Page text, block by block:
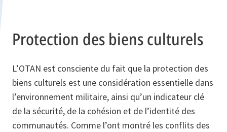
Protection des biens culturels
L’OTAN est consciente du fait que la protection des
biens culturels est une considération essentielle dans
l’environnement militaire, ainsi qu’un indicateur clé
de la sécurité, de la cohésion et de l’identité des
communautés. Comme l’ont montré les conflits des